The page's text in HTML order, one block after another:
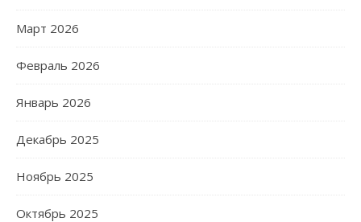
Март 2026
Февраль 2026
Январь 2026
Декабрь 2025
Ноябрь 2025
Октябрь 2025